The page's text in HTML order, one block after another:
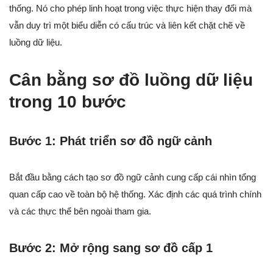
thống. Nó cho phép linh hoạt trong việc thực hiện thay đổi mà
vẫn duy trì một biểu diễn có cấu trúc và liên kết chặt chẽ về
luồng dữ liệu.
Cân bằng sơ đồ luồng dữ liệu
trong 10 bước
Bước 1: Phát triển sơ đồ ngữ cảnh
Bắt đầu bằng cách tạo sơ đồ ngữ cảnh cung cấp cái nhìn tổng
quan cấp cao về toàn bộ hệ thống. Xác định các quá trình chính
và các thực thể bên ngoài tham gia.
Bước 2: Mở rộng sang sơ đồ cấp 1